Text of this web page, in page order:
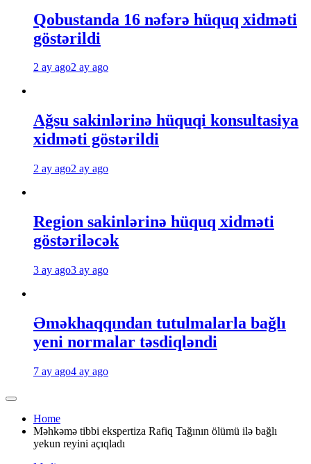
Qobustanda 16 nəfərə hüquq xidməti
göstərildi
2 ay ago2 ay ago
Ağsu sakinlərinə hüquqi konsultasiya
xidməti göstərildi
2 ay ago2 ay ago
Region sakinlərinə hüquq xidməti
göstəriləcək
3 ay ago3 ay ago
Əməkhaqqından tutulmalarla bağlı
yeni normalar təsdiqləndi
7 ay ago4 ay ago
Home
Məhkəmə tibbi ekspertiza Rafiq Tağının ölümü ilə bağlı
yekun reyini açıqladı